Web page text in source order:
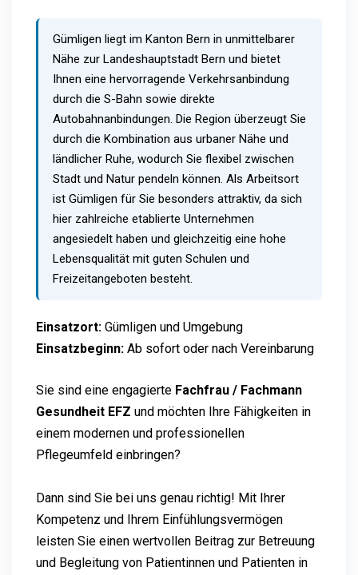
Gümligen liegt im Kanton Bern in unmittelbarer
Nähe zur Landeshauptstadt Bern und bietet
Ihnen eine hervorragende Verkehrsanbindung
durch die S-Bahn sowie direkte
Autobahnanbindungen. Die Region überzeugt Sie
durch die Kombination aus urbaner Nähe und
ländlicher Ruhe, wodurch Sie flexibel zwischen
Stadt und Natur pendeln können. Als Arbeitsort
ist Gümligen für Sie besonders attraktiv, da sich
hier zahlreiche etablierte Unternehmen
angesiedelt haben und gleichzeitig eine hohe
Lebensqualität mit guten Schulen und
Freizeitangeboten besteht.
Einsatzort: Gümligen und Umgebung
Einsatzbeginn: Ab sofort oder nach Vereinbarung
Sie sind eine engagierte Fachfrau / Fachmann
Gesundheit EFZ und möchten Ihre Fähigkeiten in
einem modernen und professionellen
Pflegeumfeld einbringen?
Dann sind Sie bei uns genau richtig! Mit Ihrer
Kompetenz und Ihrem Einfühlungsvermögen
leisten Sie einen wertvollen Beitrag zur Betreuung
und Begleitung von Patientinnen und Patienten in